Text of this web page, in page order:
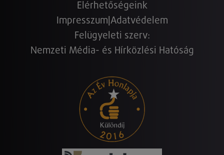
Elérhetőségeink
Impresszum Adatvédelem
Felügyeleti szerv:
Nemzeti Média- és Hírközlési Hatóság